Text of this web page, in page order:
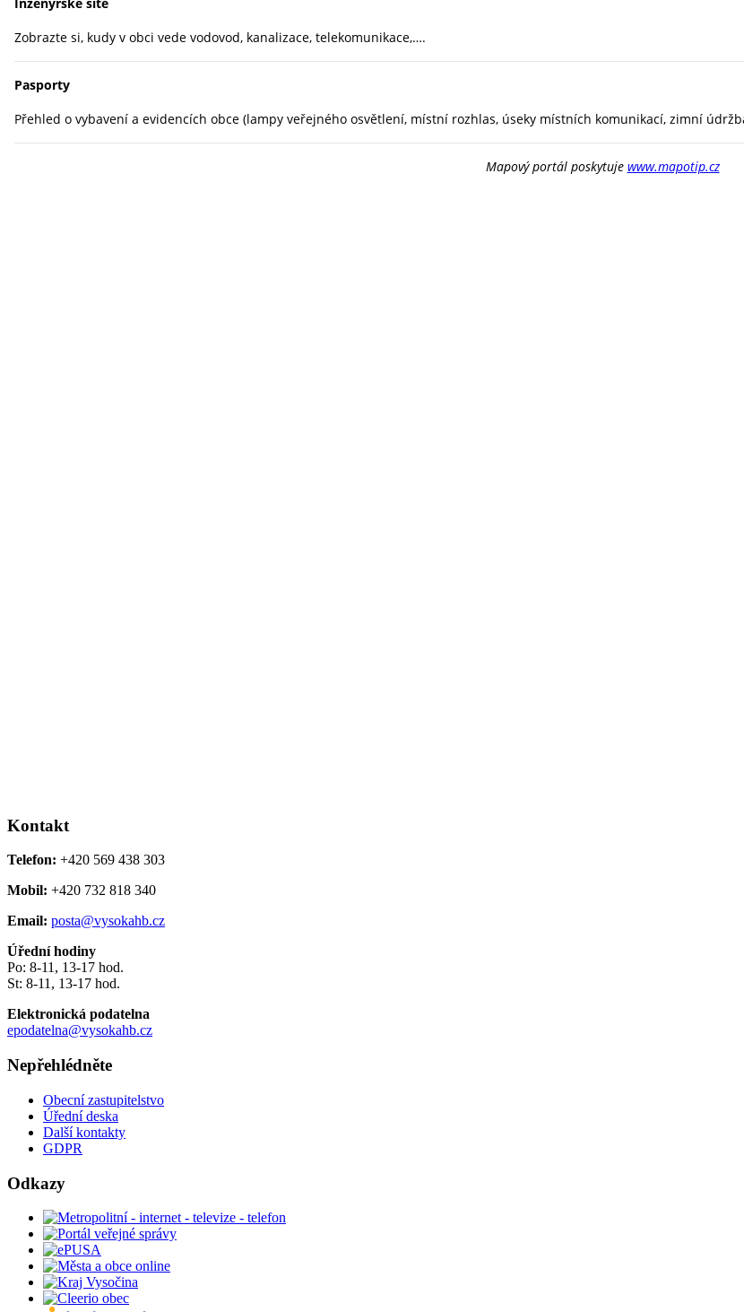
Kontakt
Telefon: +420 569 438 303
Mobil: +420 732 818 340
Email: posta@vysokahb.cz
Úřední hodiny
Po: 8-11, 13-17 hod.
St: 8-11, 13-17 hod.
Elektronická podatelna
epodatelna@vysokahb.cz
Nepřehlédněte
Obecní zastupitelstvo
Úřední deska
Další kontakty
GDPR
Odkazy